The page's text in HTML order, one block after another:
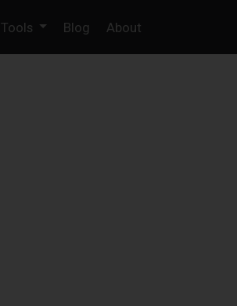
Tools Blog About